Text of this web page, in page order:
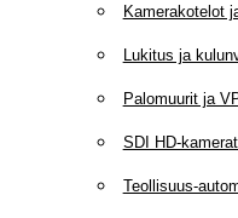
Kamerakotelot
Lukitus ja
Palomuurit ja
SDI HD-
Teollisuus-